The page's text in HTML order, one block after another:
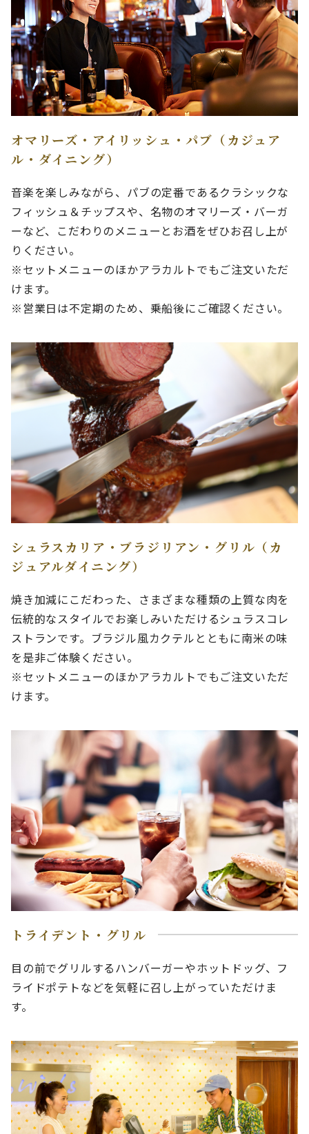
オマリーズ・アイリッシュ・パブ（カジュア
ル・ダイニング）
音楽を楽しみながら、パブの定番であるクラシックな
フィッシュ＆チップスや、名物のオマリーズ・バーガ
ーなど、こだわりのメニューとお酒をぜひお召し上が
りください。
※セットメニューのほかアラカルトでもご注文いただ
けます。
※営業日は不定期のため、乗船後にご確認ください。
シュラスカリア・ブラジリアン・グリル（カ
ジュアルダイニング）
焼き加減にこだわった、さまざまな種類の上質な肉を
伝統的なスタイルでお楽しみいただけるシュラスコレ
ストランです。ブラジル風カクテルとともに南米の味
を是非ご体験ください。
※セットメニューのほかアラカルトでもご注文いただ
けます。
トライデント・グリル
目の前でグリルするハンバーガーやホットドッグ、フ
ライドポテトなどを気軽に召し上がっていただけま
す。